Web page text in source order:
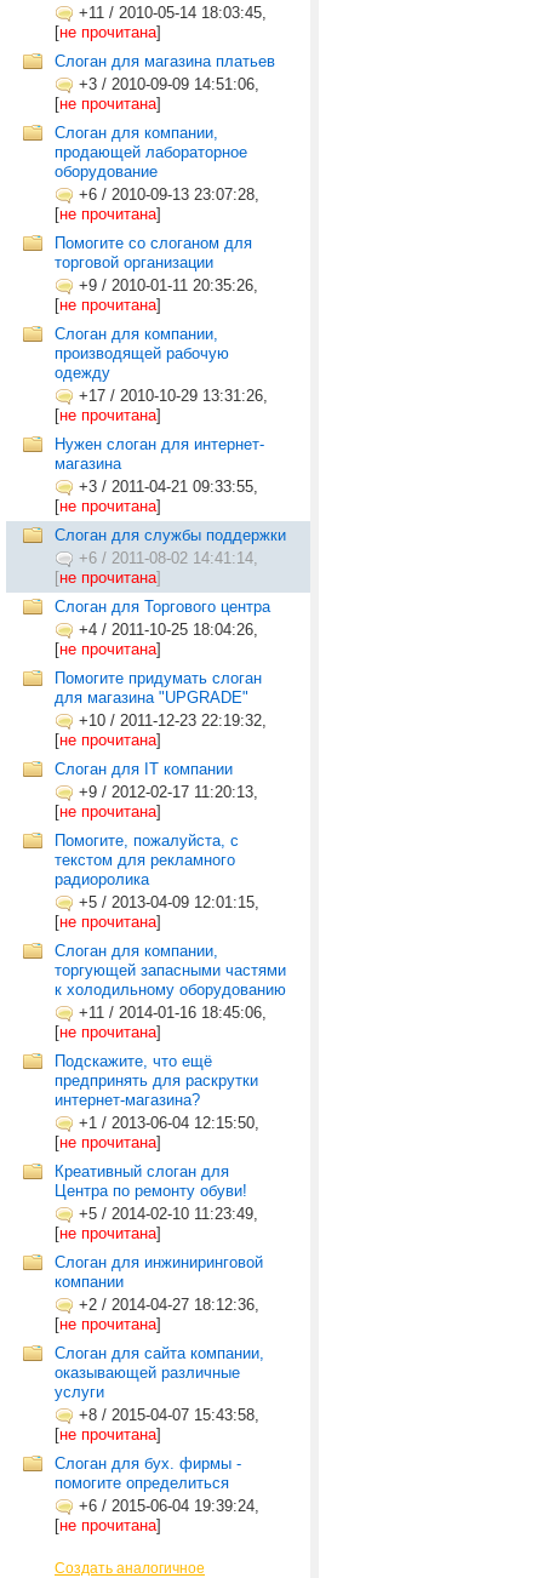
+11 / 2010-05-14 18:03:45,
[не прочитана]
Слоган для магазина платьев
+3 / 2010-09-09 14:51:06,
[не прочитана]
Слоган для компании,
продающей лабораторное
оборудование
+6 / 2010-09-13 23:07:28,
[не прочитана]
Помогите со слоганом для
торговой организации
+9 / 2010-01-11 20:35:26,
[не прочитана]
Слоган для компании,
производящей рабочую
одежду
+17 / 2010-10-29 13:31:26,
[не прочитана]
Нужен слоган для интернет-
магазина
+3 / 2011-04-21 09:33:55,
[не прочитана]
Слоган для службы поддержки
+6 / 2011-08-02 14:41:14,
[не прочитана]
Слоган для Торгового центра
+4 / 2011-10-25 18:04:26,
[не прочитана]
Помогите придумать слоган
для магазина "UPGRADE"
+10 / 2011-12-23 22:19:32,
[не прочитана]
Слоган для IT компании
+9 / 2012-02-17 11:20:13,
[не прочитана]
Помогите, пожалуйста, с
текстом для рекламного
радиоролика
+5 / 2013-04-09 12:01:15,
[не прочитана]
Слоган для компании,
торгующей запасными частями
к холодильному оборудованию
+11 / 2014-01-16 18:45:06,
[не прочитана]
Подскажите, что ещё
предпринять для раскрутки
интернет-магазина?
+1 / 2013-06-04 12:15:50,
[не прочитана]
Креативный слоган для
Центра по ремонту обуви!
+5 / 2014-02-10 11:23:49,
[не прочитана]
Слоган для инжиниринговой
компании
+2 / 2014-04-27 18:12:36,
[не прочитана]
Слоган для сайта компании,
оказывающей различные
услуги
+8 / 2015-04-07 15:43:58,
[не прочитана]
Слоган для бух. фирмы -
помогите определиться
+6 / 2015-06-04 19:39:24,
[не прочитана]
Создать аналогичное